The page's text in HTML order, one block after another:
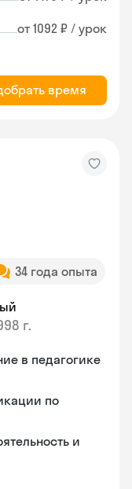
от 1092 ₽ / урок
время
34 года опыта
г.
в педагогике
по
и